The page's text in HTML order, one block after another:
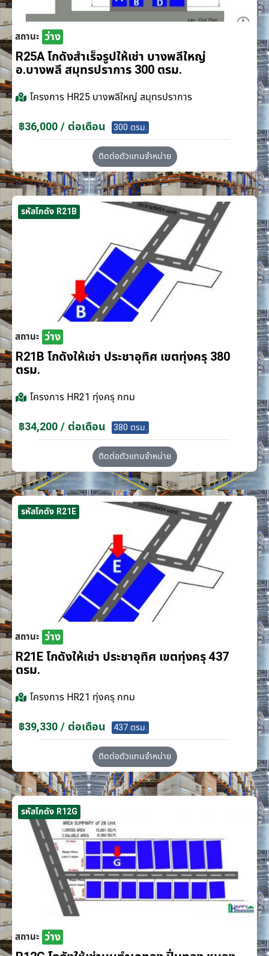
สถานะ ว่าง
R25A โกดังสำเร็จรูปให้เช่า บางพลีใหญ่
อ.บางพลี สมุทรปราการ 300 ตรม.
โครงการ HR25 บางพลีใหญ่ สมุทรปราการ
฿36,000 / ต่อเดือน 300 ตรม.
ติดต่อตัวแทนจำหน่าย
รหัสโกดัง R21B
สถานะ ว่าง
R21B โกดังให้เช่า ประชาอุทิศ เขตทุ่งครุ 380
ตรม.
โครงการ HR21 ทุ่งครุ กทม
฿34,200 / ต่อเดือน 380 ตรม.
ติดต่อตัวแทนจำหน่าย
รหัสโกดัง R21E
สถานะ ว่าง
R21E โกดังให้เช่า ประชาอุทิศ เขตทุ่งครุ 437
ตรม.
โครงการ HR21 ทุ่งครุ กทม
฿39,330 / ต่อเดือน 437 ตรม.
ติดต่อตัวแทนจำหน่าย
รหัสโกดัง R12G
สถานะ ว่าง